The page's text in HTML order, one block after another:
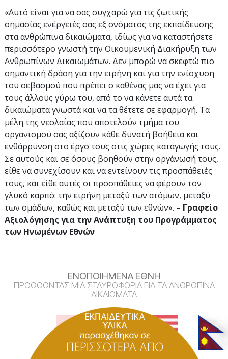
«Αυτό είναι για να σας συγχαρώ για τις ζωτικής
σημασίας ενέργειές σας εξ ονόματος της εκπαίδευσης
στα ανθρώπινα δικαιώματα, ιδίως για να καταστήσετε
περισσότερο γνωστή την Οικουμενική Διακήρυξη των
Ανθρωπίνων Δικαιωμάτων. Δεν μπορώ να σκεφτώ πιο
σημαντική δράση για την ειρήνη και για την ενίσχυση
του σεβασμού που πρέπει ο καθένας μας να έχει για
τους άλλους γύρω του, από το να κάνετε αυτά τα
δικαιώματα γνωστά και να τα θέτετε σε εφαρμογή. Τα
μέλη της νεολαίας που αποτελούν τμήμα του
οργανισμού σας αξίζουν κάθε δυνατή βοήθεια και
ενθάρρυνση στο έργο τους στις χώρες καταγωγής τους.
Σε αυτούς και σε όσους βοηθούν στην οργάνωσή τους,
είθε να συνεχίσουν και να εντείνουν τις προσπάθειές
τους, και είθε αυτές οι προσπάθειες να φέρουν τον
γλυκό καρπό: την ειρήνη μεταξύ των ατόμων, μεταξύ
των ομάδων, καθώς και μεταξύ των εθνών». – Γραφείο
Αξιολόγησης για την Ανάπτυξη του Προγράμματος
των Ηνωμένων Εθνών
ΕΝΟΠΟΙΗΜΕΝΑ ΕΘΝΗ
ΠΡΟΩΘΩΝΤΑΣ ΜΙΑ ΣΤΑΥΡΟΦΟΡΙΑ ΓΙΑ ΤΑ ΑΝΘΡΩΠΙΝΑ
ΔΙΚΑΙΩΜΑΤΑ